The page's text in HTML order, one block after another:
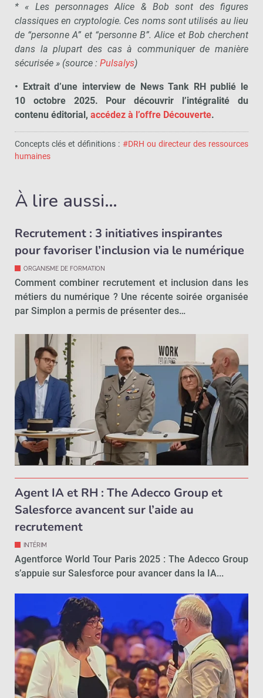
* « Les personnages Alice & Bob sont des figures
classiques en cryptologie. Ces noms sont utilisés au lieu
de “personne A” et “personne B”. Alice et Bob cherchent
dans la plupart des cas à communiquer de manière
sécurisée » (source : Pulsalys)
• Extrait d’une interview de News Tank RH publié le
10 octobre 2025. Pour découvrir l’intégralité du
contenu éditorial, accédez à l’offre Découverte.
Concepts clés et définitions : #DRH ou directeur des ressources
humaines
À lire aussi…
Recrutement : 3 initiatives inspirantes
pour favoriser l’inclusion via le numérique
ORGANISME DE FORMATION
Comment combiner recrutement et inclusion dans les
métiers du numérique ? Une récente soirée organisée
par Simplon a permis de présenter des…
Agent IA et RH : The Adecco Group et
Salesforce avancent sur l’aide au
recrutement
INTÉRIM
Agentforce World Tour Paris 2025 : The Adecco Group
s’appuie sur Salesforce pour avancer dans la IA...